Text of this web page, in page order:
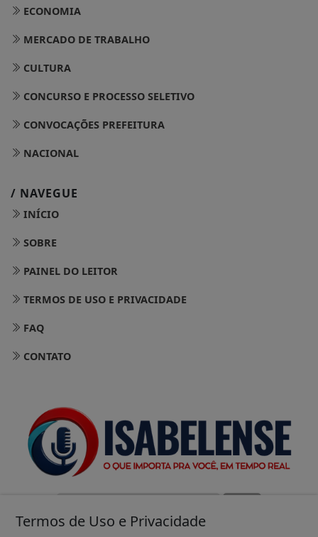
ECONOMIA
MERCADO DE TRABALHO
CULTURA
CONCURSO E PROCESSO SELETIVO
CONVOCAÇÕES PREFEITURA
NACIONAL
/ NAVEGUE
INÍCIO
SOBRE
PAINEL DO LEITOR
TERMOS DE USO E PRIVACIDADE
FAQ
CONTATO
Termos de Uso e Privacidade